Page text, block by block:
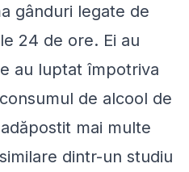
gânduri legate de
24 de ore. Ei au
au luptat împotriva
de alcool de
mai multe
dintr-un studiu